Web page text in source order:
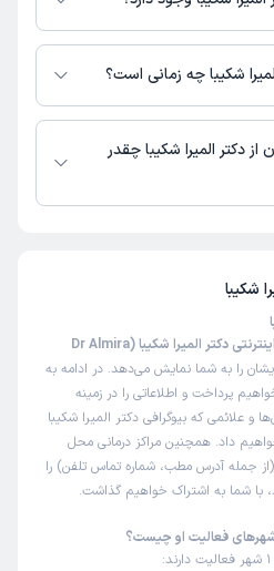
آنلاین توسط دکتر المیرا شکیبا در
دقیق‌تر، لطفاً با مطب تماس بگیرید.
شکیبا چه زمانی است؟
دکتر المیرا شکیبا چقدر
شکیبا
این صفحه مثل سایت نوبت‌دهی اینترنتی دکتر المیرا شکیبا (Dr Almira
را به شما نمایش می‌دهد. در ادامه به
پرداخت و اطلاعاتی را در زمینه
علائمی که بیوگرافی دکتر المیرا شکیبا
داد. همچنین مراکز درمانی محل
(از جمله آدرس مطب، شماره تماس تلفن) را
با شما به اشتراک خواهیم گذاشت.
فعالیت او چیست؟